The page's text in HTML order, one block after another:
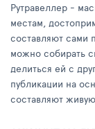
Рутравеллер -
местам,
составляют сами
можно собирать
делиться ей с
публикации на
составляют